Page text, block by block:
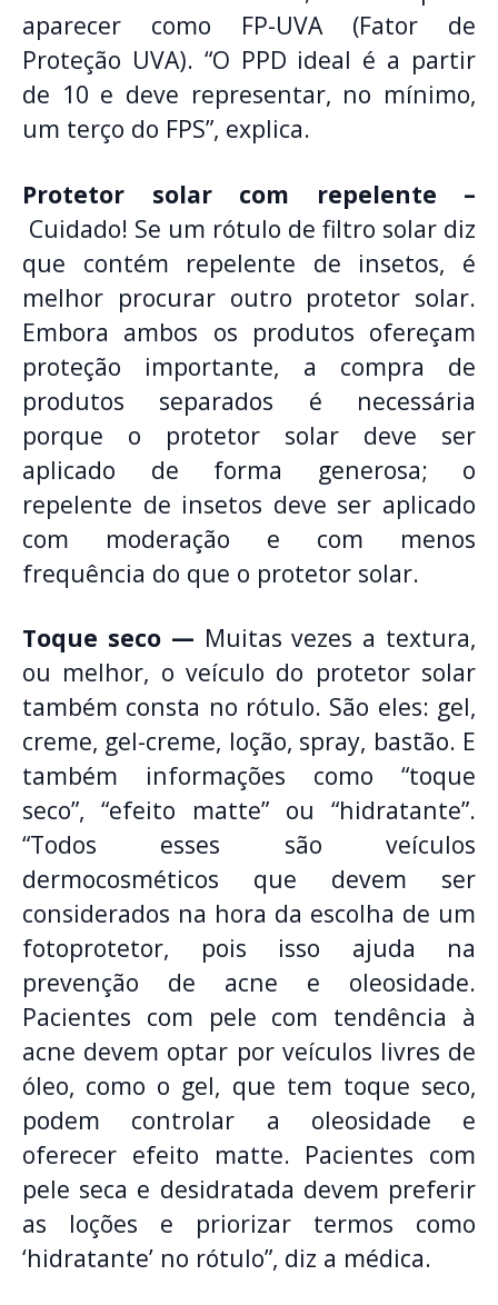
aparecer como FP-UVA (Fator de
Proteção UVA). “O PPD ideal é a partir
de 10 e deve representar, no mínimo,
um terço do FPS”, explica.
Protetor solar com repelente –
Cuidado! Se um rótulo de filtro solar diz
que contém repelente de insetos, é
melhor procurar outro protetor solar.
Embora ambos os produtos ofereçam
proteção importante, a compra de
produtos separados é necessária
porque o protetor solar deve ser
aplicado de forma generosa; o
repelente de insetos deve ser aplicado
com moderação e com menos
frequência do que o protetor solar.
Toque seco — Muitas vezes a textura,
ou melhor, o veículo do protetor solar
também consta no rótulo. São eles: gel,
creme, gel-creme, loção, spray, bastão. E
também informações como “toque
seco”, “efeito matte” ou “hidratante”.
“Todos esses são veículos
dermocosméticos que devem ser
considerados na hora da escolha de um
fotoprotetor, pois isso ajuda na
prevenção de acne e oleosidade.
Pacientes com pele com tendência à
acne devem optar por veículos livres de
óleo, como o gel, que tem toque seco,
podem controlar a oleosidade e
oferecer efeito matte. Pacientes com
pele seca e desidratada devem preferir
as loções e priorizar termos como
‘hidratante’ no rótulo”, diz a médica.